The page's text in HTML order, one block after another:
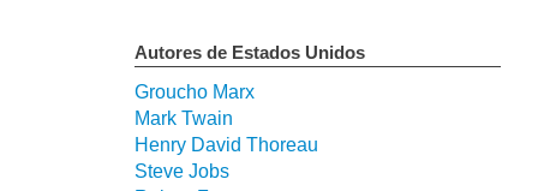
Autores de Estados Unidos
Groucho Marx
Mark Twain
Henry David Thoreau
Steve Jobs